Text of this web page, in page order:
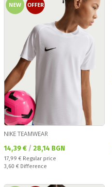
NEW OFFER
NIKE TEAMWEAR
Текуща цена:
14,39 € / 28,14 BGN
Regular price:
17,99 € Regular price
Спестявате:
3,60 € Difference